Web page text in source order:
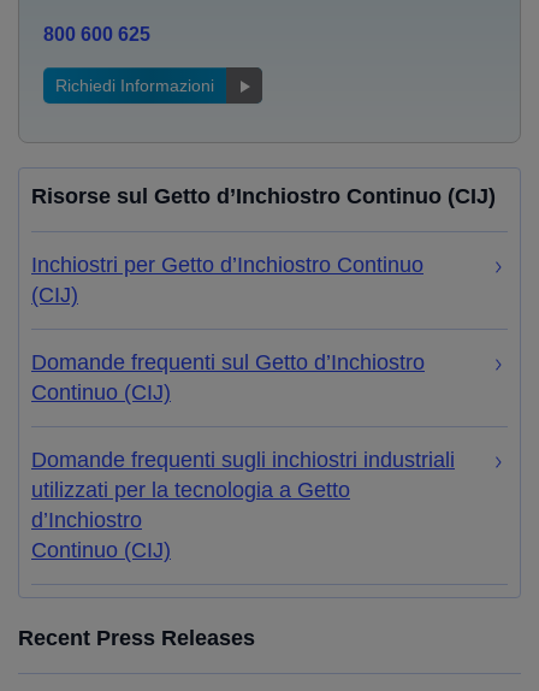
800 600 625
Richiedi Informazioni
Risorse sul Getto d’Inchiostro Continuo (CIJ)
Inchiostri per Getto d’Inchiostro Continuo
(CIJ)
Domande frequenti sul Getto d’Inchiostro
Continuo (CIJ)
Domande frequenti sugli inchiostri industriali
utilizzati per la tecnologia a Getto
d’Inchiostro
Continuo (CIJ)
Recent Press Releases